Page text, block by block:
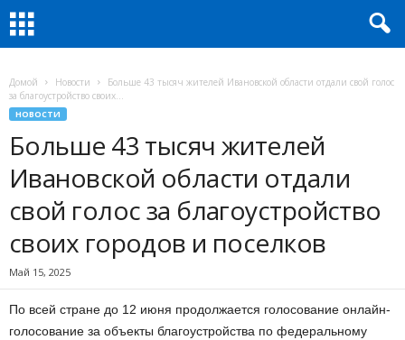
Домой Новости
Больше 43 тысяч жителей Ивановской области отдали свой голос
за благоустройство своих...
НОВОСТИ
Больше 43 тысяч жителей
Ивановской области отдали
свой голос за благоустройство
своих городов и поселков
Май 15, 2025
По всей стране до 12 июня продолжается голосование онлайн-
голосование за объекты благоустройства по федеральному